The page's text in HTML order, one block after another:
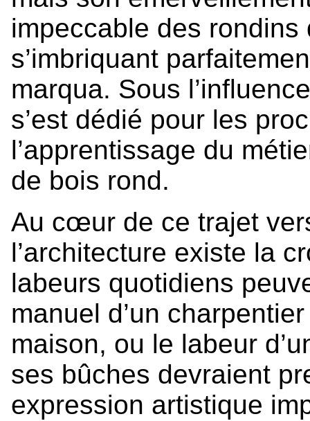
impeccable des
s’imbriquant
marqua. Sous
s’est dédié pour les
l’apprentissage du
de bois rond.
Au cœur de ce trajet
l’architecture existe la
labeurs quotidiens
manuel d’un
maison, ou le labeur
ses bûches devraient
expression artistique